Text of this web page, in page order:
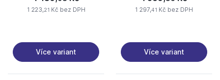
1 223,21 Kč bez DPH
Více variant
1 297,41 Kč bez DPH
Více variant